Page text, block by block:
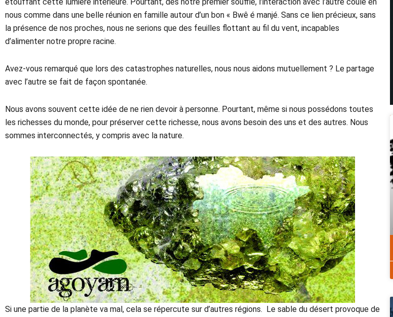
nous comme dans une belle réunion en famille autour d’un bon « Bwê é manjé. Sans ce lien précieux, sans
la présence de nos proches, nous ne serions que des feuilles flottant au fil du vent, incapables
d’alimenter notre propre racine.
Avez-vous remarqué que lors des catastrophes naturelles, nous nous aidons mutuellement ? Le partage
avec l’autre se fait de façon spontanée.
Nous avons souvent cette idée de ne rien devoir à personne. Pourtant, même si nous possédons toutes
les richesses du monde, pour préserver cette richesse, nous avons besoin des uns et des autres. Nous
sommes interconnectés, y compris avec la nature.
Si une partie de la planète va mal, cela se répercute sur d’autres régions. Le sable du désert provoque de